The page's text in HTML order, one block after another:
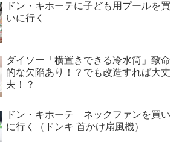
ドン・キホーテに子ども用プールを買
いに行く
ダイソー「横置きできる冷水筒」致命
的な欠陥あり！？でも改造すれば大丈
夫！？
ドン・キホーテ ネックファンを買い
に行く（ドンキ 首かけ扇風機）